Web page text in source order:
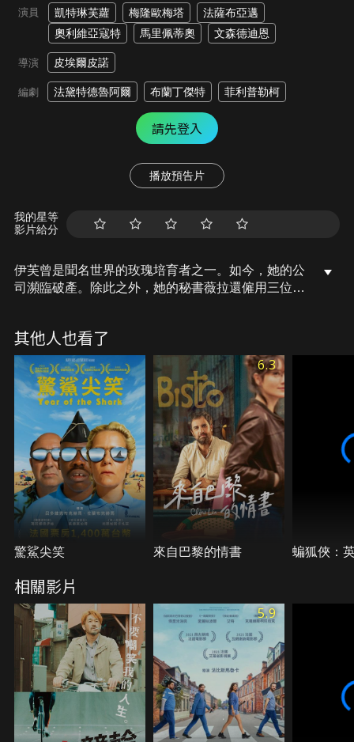
演員 凱特琳芙蘿 梅隆歐梅塔
法薩布亞邁
奧利維亞寇特
馬里佩蒂奧 文森德迪恩
導演 皮埃爾皮諾
編劇 法黛特德魯阿爾 布蘭丁傑特 菲利普勒柯
請先登入
播放預告片
我的星等
影片給分
伊芙曾是聞名世界的玫瑰培育者之一。如今，她的公
司瀕臨破產。除此之外，她的秘書薇拉還僱用三位完
他們的人生。
其他人也看了
驚鯊尖笑
6.3
來自巴黎的情書 蝙狐俠：
相關影片
5.9